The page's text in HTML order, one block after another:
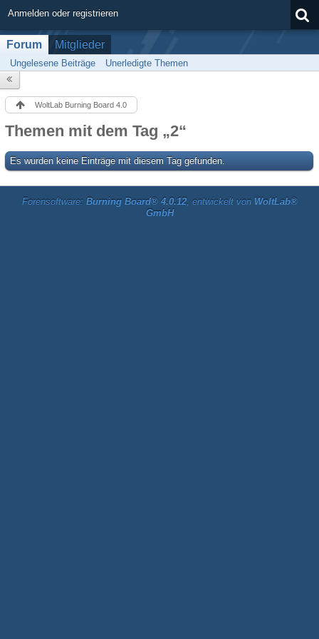
Anmelden oder registrieren
Forum Mitglieder
Ungelesene Beiträge Unerledigte Themen
WoltLab Burning Board 4.0
Themen mit dem Tag „2“
Es wurden keine Einträge mit diesem Tag gefunden.
Forensoftware: Burning Board® 4.0.12, entwickelt von WoltLab®
GmbH